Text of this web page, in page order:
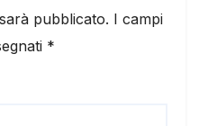
pubblicato. I campi
*